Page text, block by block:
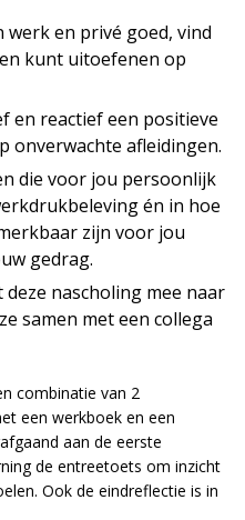
werk en privé goed, vind
kunt uitoefenen op
en reactief een positieve
onverwachte afleidingen.
die voor jou persoonlijk
én in hoe
zijn voor jou
gedrag.
nascholing mee naar
samen met een collega
combinatie van 2
een werkboek en een
aan de eerste
de entreetoets om inzicht
Ook de eindreflectie is in